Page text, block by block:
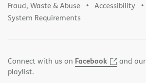
Fraud, Waste & Abuse
Accessibility
System Requirements
Connect with us on Facebook and our
playlist.